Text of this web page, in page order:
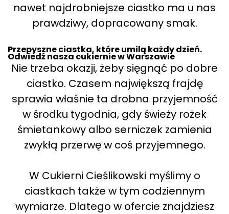
nawet najdrobniejsze ciastko ma u nas
prawdziwy, dopracowany smak.
Przepyszne ciastka, które umilą każdy dzień.
Odwiedź nasza cukiernie w Warszawie
Nie trzeba okazji, żeby sięgnąć po dobre
ciastko. Czasem największą frajdę
sprawia właśnie ta drobna przyjemność
w środku tygodnia, gdy świeży rożek
śmietankowy albo serniczek zamienia
zwykłą przerwę w coś przyjemnego.
W Cukierni Cieślikowski myślimy o
ciastkach także w tym codziennym
wymiarze. Dlatego w ofercie znajdziesz